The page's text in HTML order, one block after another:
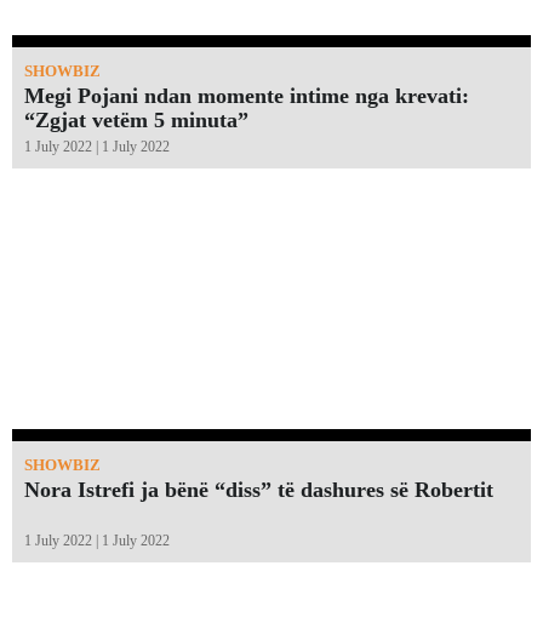
SHOWBIZ
Megi Pojani ndan momente intime nga krevati:
“Zgjat vetëm 5 minuta”￼
1 July 2022 | 1 July 2022
SHOWBIZ
Nora Istrefi ja bënë “diss” të dashures së Robertit
1 July 2022 | 1 July 2022